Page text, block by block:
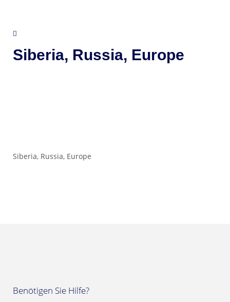
Siberia, Russia, Europe
Siberia, Russia, Europe
Benötigen Sie Hilfe?